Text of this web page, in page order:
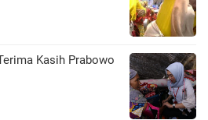
Kasih Prabowo